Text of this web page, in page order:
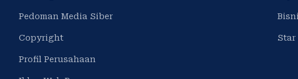
Pedoman Media Siber
Copyright
Profil Perusahaan
Star